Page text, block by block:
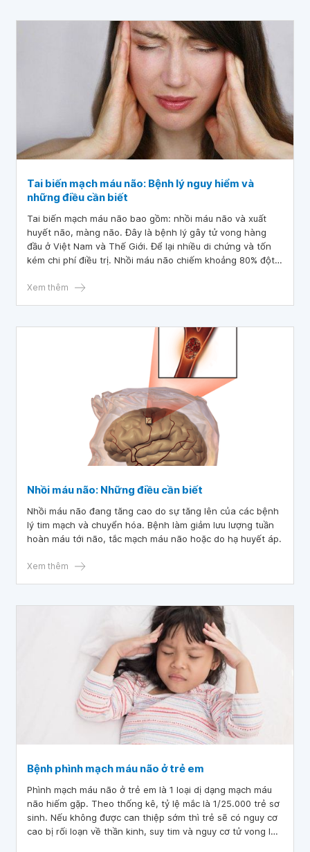
Tai biến mạch máu não: Bệnh lý nguy hiểm và
những điều cần biết
Tai biến mạch máu não bao gồm: nhồi máu não và xuất
huyết não, màng não. Đây là bệnh lý gây tử vong hàng
đầu ở Việt Nam và Thế Giới. Để lại nhiều di chứng và tốn
kém chi phí điều trị. Nhồi máu não chiếm khoảng 80% đột
nặng khiến vùng não đó bị thiếu oxy và dinh dưỡng, do tế
Xem thêm
Nhồi máu não: Những điều cần biết
Nhồi máu não đang tăng cao do sự tăng lên của các bệnh
lý tim mạch và chuyển hóa. Bệnh làm giảm lưu lượng tuần
hoàn máu tới não, tắc mạch máu não hoặc do hạ huyết áp.
Xem thêm
Bệnh phình mạch máu não ở trẻ em
Phình mạch máu não ở trẻ em là 1 loại dị dạng mạch máu
não hiếm gặp. Theo thống kê, tỷ lệ mắc là 1/25.000 trẻ sơ
sinh. Nếu không được can thiệp sớm thì trẻ sẽ có nguy cơ
cao bị rối loạn về thần kinh, suy tim và nguy cơ tử vong lên